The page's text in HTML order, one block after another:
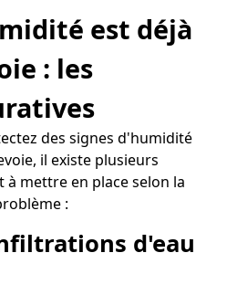
est déjà
: les
des signes d'humidité
il existe plusieurs
mettre en place selon la
:
d'eau